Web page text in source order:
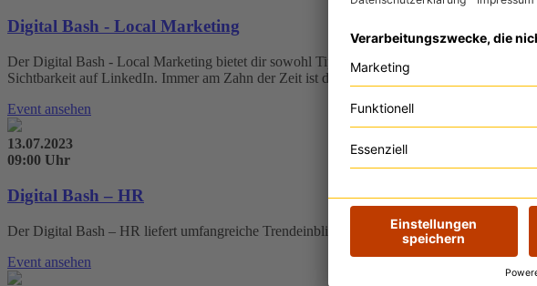
Digital Bash - Local Marketing
Der Digital Bash - Local Marketing bietet dir sowohl Tipps für den Einstieg ins lokale
Sichtbarkeit auf LinkedIn. Immer am Zahn der Zeit ist der Digital Bash - Local Marketing
Event ansehen
13.07.2023
09:00 Uhr
Digital Bash – HR
Der Digital Bash – HR liefert umfangreiche Trendeinblicke und Best Practices von
Event ansehen